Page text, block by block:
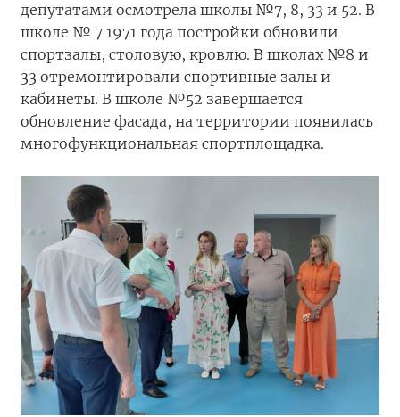
депутатами осмотрела школы №7, 8, 33 и 52. В
школе № 7 1971 года постройки обновили
спортзалы, столовую, кровлю. В школах №8 и
33 отремонтировали спортивные залы и
кабинеты. В школе №52 завершается
обновление фасада, на территории появилась
многофункциональная спортплощадка.